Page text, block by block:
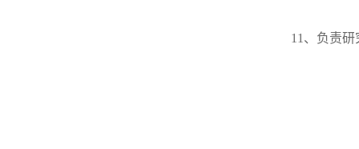
11、负责